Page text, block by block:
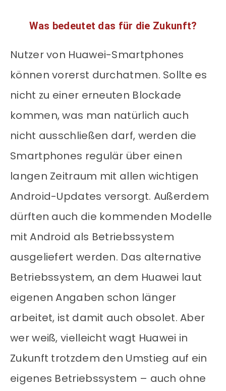
Was bedeutet das für die Zukunft?
Nutzer von Huawei-Smartphones
können vorerst durchatmen. Sollte es
nicht zu einer erneuten Blockade
kommen, was man natürlich auch
nicht ausschließen darf, werden die
Smartphones regulär über einen
langen Zeitraum mit allen wichtigen
Android-Updates versorgt. Außerdem
dürften auch die kommenden Modelle
mit Android als Betriebssystem
ausgeliefert werden. Das alternative
Betriebssystem, an dem Huawei laut
eigenen Angaben schon länger
arbeitet, ist damit auch obsolet. Aber
wer weiß, vielleicht wagt Huawei in
Zukunft trotzdem den Umstieg auf ein
eigenes Betriebssystem – auch ohne